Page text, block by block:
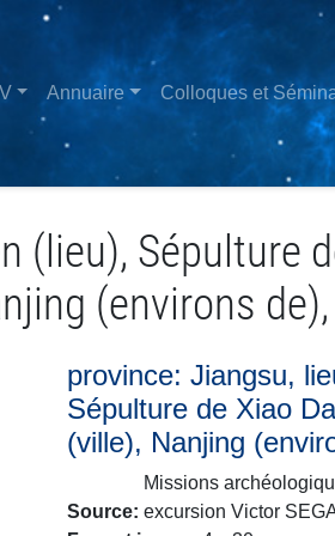
contenu
principal
Annuaire Colloques et
(lieu), Sépulture
(environs
province: Jiangsu,
Sépulture de Xiao
(ville), Nanjing
Source
Missions
excursion Victor